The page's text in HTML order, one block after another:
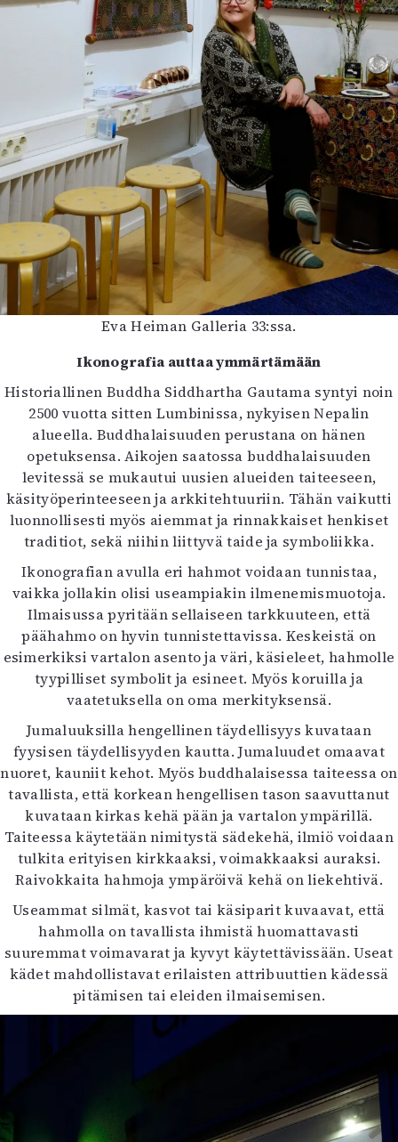
Eva Heiman Galleria 33:ssa.
Ikonografia auttaa ymmärtämään
Historiallinen Buddha Siddhartha Gautama syntyi noin
2500 vuotta sitten Lumbinissa, nykyisen Nepalin
alueella. Buddhalaisuuden perustana on hänen
opetuksensa. Aikojen saatossa buddhalaisuuden
levitessä se mukautui uusien alueiden taiteeseen,
käsityöperinteeseen ja arkkitehtuuriin. Tähän vaikutti
luonnollisesti myös aiemmat ja rinnakkaiset henkiset
traditiot, sekä niihin liittyvä taide ja symboliikka.
Ikonografian avulla eri hahmot voidaan tunnistaa,
vaikka jollakin olisi useampiakin ilmenemismuotoja.
Ilmaisussa pyritään sellaiseen tarkkuuteen, että
päähahmo on hyvin tunnistettavissa. Keskeistä on
esimerkiksi vartalon asento ja väri, käsieleet, hahmolle
tyypilliset symbolit ja esineet. Myös koruilla ja
vaatetuksella on oma merkityksensä.
Jumaluuksilla hengellinen täydellisyys kuvataan
fyysisen täydellisyyden kautta. Jumaluudet omaavat
nuoret, kauniit kehot. Myös buddhalaisessa taiteessa on
tavallista, että korkean hengellisen tason saavuttanut
kuvataan kirkas kehä pään ja vartalon ympärillä.
Taiteessa käytetään nimitystä sädekehä, ilmiö voidaan
tulkita erityisen kirkkaaksi, voimakkaaksi auraksi.
Raivokkaita hahmoja ympäröivä kehä on liekehtivä.
Useammat silmät, kasvot tai käsiparit kuvaavat, että
hahmolla on tavallista ihmistä huomattavasti
suuremmat voimavarat ja kyvyt käytettävissään. Useat
kädet mahdollistavat erilaisten attribuuttien kädessä
pitämisen tai eleiden ilmaisemisen.